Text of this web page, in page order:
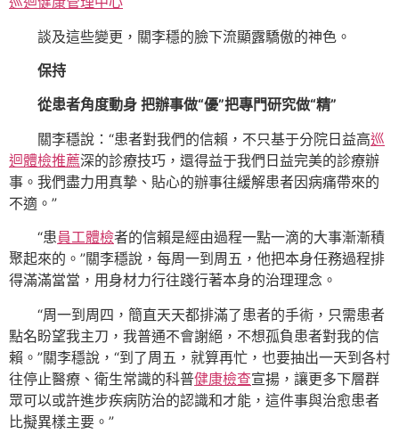
談及這些變更，關李穩的臉下流顯露驕傲的神色。
保持
從患者角度動身 把辦事做“優”把專門研究做“精”
關李穩說：“患者對我們的信賴，不只基于分院日益高巡
迴體檢推薦深的診療技巧，還得益于我們日益完美的診療辦
事。我們盡力用真摯、貼心的辦事往緩解患者因病痛帶來的
不適。”
“患員工體檢者的信賴是經由過程一點一滴的大事漸漸積
聚起來的。”關李穩說，每周一到周五，他把本身任務過程排
得滿滿當當，用身材力行往踐行著本身的治理理念。
“周一到周四，簡直天天都排滿了患者的手術，只需患者
點名盼望我主刀，我普通不會謝絕，不想孤負患者對我的信
賴。”關李穩說，“到了周五，就算再忙，也要抽出一天到各村
往停止醫療、衛生常識的科普健康檢查宣揚，讓更多下層群
眾可以或許進步疾病防治的認識和才能，這件事與治愈患者
比擬異樣主要。”